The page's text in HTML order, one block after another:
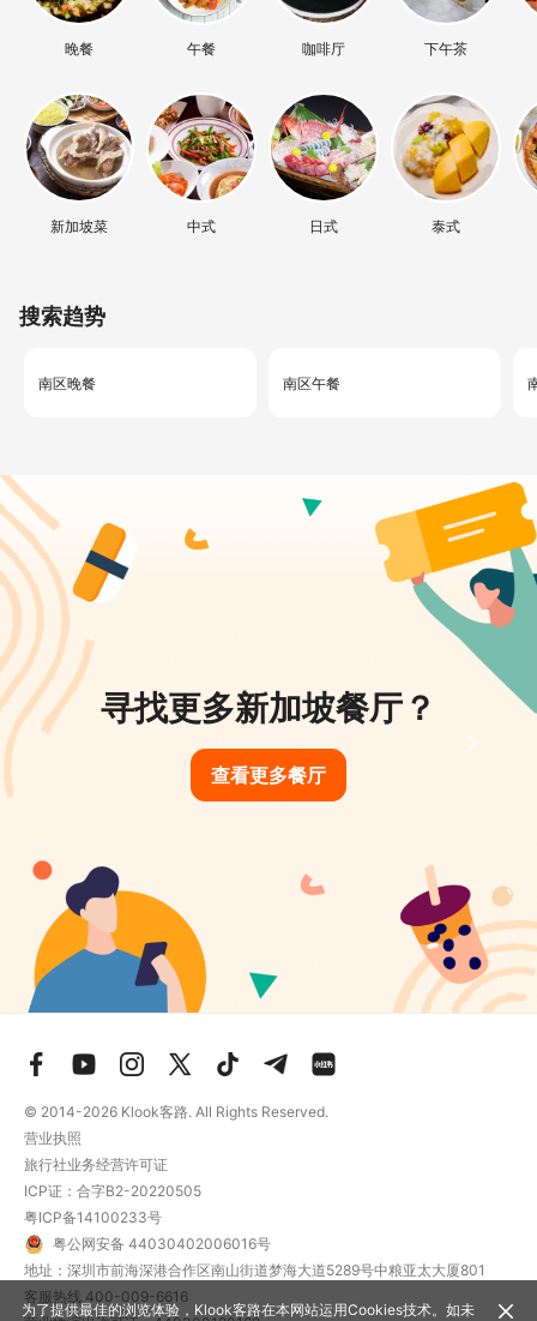
晚餐 午餐 咖啡厅 下午茶
新加坡菜 中式 日式 泰式
搜索趋势
南区晚餐 南区午餐
寻找更多新加坡餐厅？
查看更多餐厅
© 2014-2026 Klook客路. All Rights Reserved.
营业执照
旅行社业务经营许可证
ICP证：合字B2-20220505
粤ICP备14100233号
粤公网安备 44030402006016号
地址：深圳市前海深港合作区南山街道梦海大道5289号中粮亚太大厦801
客服热线 400-009-6616
为了提供最佳的浏览体验，Klook客路在本网站运用Cookies技术。如未